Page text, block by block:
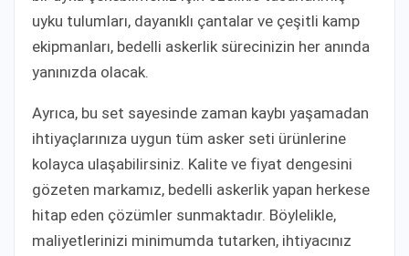
uyku tulumları, dayanıklı çantalar ve çeşitli kamp
ekipmanları, bedelli askerlik sürecinizin her anında
yanınızda olacak.
Ayrıca, bu set sayesinde zaman kaybı yaşamadan
ihtiyaçlarınıza uygun tüm asker seti ürünlerine
kolayca ulaşabilirsiniz. Kalite ve fiyat dengesini
gözeten markamız, bedelli askerlik yapan herkese
hitap eden çözümler sunmaktadır. Böylelikle,
maliyetlerinizi minimumda tutarken, ihtiyacınız